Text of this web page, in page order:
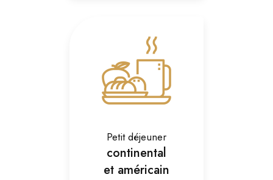
Petit déjeuner
continental
et américain